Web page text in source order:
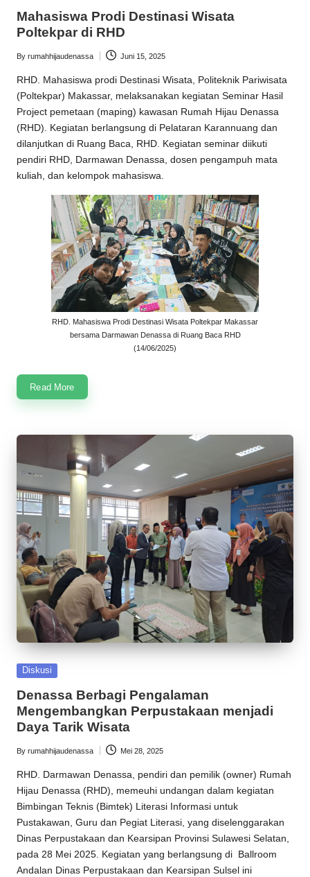
Mahasiswa Prodi Destinasi Wisata
Poltekpar di RHD
Posted
by
By rumahhijaudenassa Juni 15, 2025
RHD . Mahasiswa prodi Destinasi Wisata, Politeknik Pariwisata
(Poltekpar) Makassar, melaksanakan kegiatan Seminar Hasil
Project pemetaan (maping) kawasan Rumah Hijau Denassa
(RHD). Kegiatan berlangsung di Pelataran Karannuang dan
dilanjutkan di Ruang Baca, RHD. Kegiatan seminar diikuti
pendiri RHD, Darmawan Denassa , dosen pengampuh mata
kuliah, dan kelompok mahasiswa.
RHD. Mahasiswa Prodi Destinasi Wisata Poltekpar Makassar
bersama Darmawan Denassa di Ruang Baca RHD
(14/06/2025)
Read More
Posted
Diskusi
Denassa Berbagi Pengalaman
Mengembangkan Perpustakaan menjadi
Daya Tarik Wisata
Posted
by
By rumahhijaudenassa Mei 28, 2025
RHD . Darmawan Denassa, pendiri dan pemilik (owner) Rumah
Hijau Denassa (RHD), memeuhi undangan dalam kegiatan
Bimbingan Teknis (Bimtek) Literasi Informasi untuk
Pustakawan, Guru dan Pegiat Literasi, yang diselenggarakan
Dinas Perpustakaan dan Kearsipan Provinsi Sulawesi Selatan,
pada 28 Mei 2025. Kegiatan yang berlangsung di Ballroom
Andalan Dinas Perpustakaan dan Kearsipan Sulsel ini